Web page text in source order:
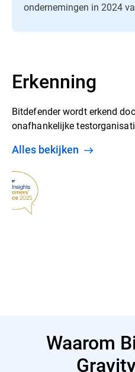
ondernemingen in 2024
Erkenning
Bitdefender wordt erkend
onafhankelijke
Alles bekijken
Waarom